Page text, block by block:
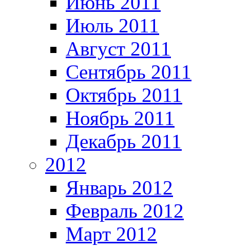
Июль 2011
Август 2011
Сентябрь 2011
Октябрь 2011
Ноябрь 2011
Декабрь 2011
2012
Январь 2012
Февраль 2012
Март 2012